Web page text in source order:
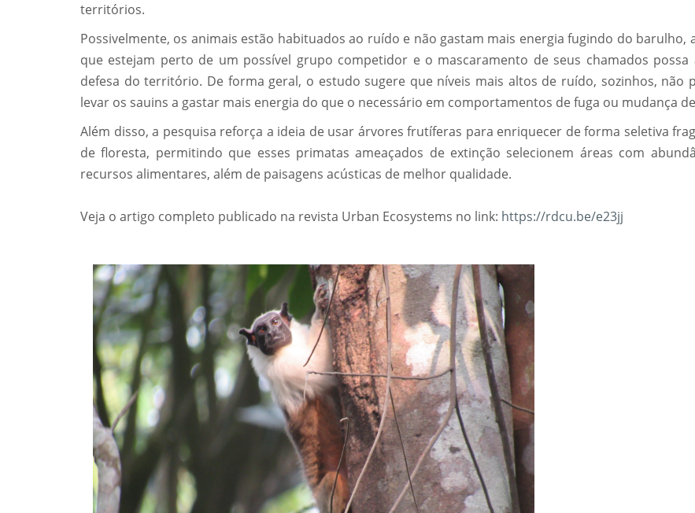
territórios.
Possivelmente, os animais estão habituados ao ruído e não gastam mais energia fugindo do barulho,
que estejam perto de um possível grupo competidor e o mascaramento de seus chamados possa
defesa do território. De forma geral, o estudo sugere que níveis mais altos de ruído, sozinhos, não
levar os sauins a gastar mais energia do que o necessário em comportamentos de fuga ou mudança
Além disso, a pesquisa reforça a ideia de usar árvores frutíferas para enriquecer de forma seletiva
de floresta, permitindo que esses primatas ameaçados de extinção selecionem áreas com
recursos alimentares, além de paisagens acústicas de melhor qualidade.
Veja o artigo completo publicado na revista Urban Ecosystems no link: https://rdcu.be/e23jj